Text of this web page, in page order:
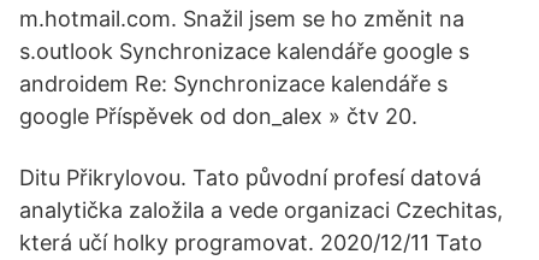
m.hotmail.com. Snažil jsem se ho změnit na
s.outlook Synchronizace kalendáře google s
androidem Re: Synchronizace kalendáře s
google Příspěvek od don_alex » čtv 20.
Ditu Přikrylovou. Tato původní profesí datová
analytička založila a vede organizaci Czechitas,
která učí holky programovat. 2020/12/11 Tato